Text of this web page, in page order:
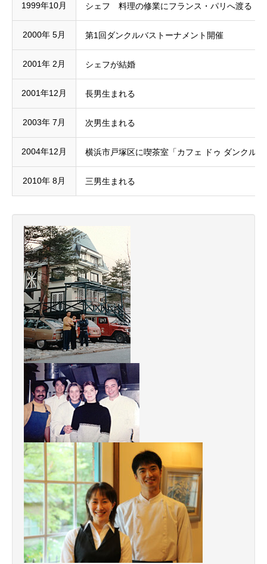
1999年10月 シェフ 料理の修業にフランス・パリへ渡る
2000年 5月 第1回ダンクルバストーナメント開催
2001年 2月 シェフが結婚
2001年12月 長男生まれる
2003年 7月 次男生まれる
2004年12月 横浜市戸塚区に喫茶室「カフェ ドゥ ダンクル
2010年 8月 三男生まれる